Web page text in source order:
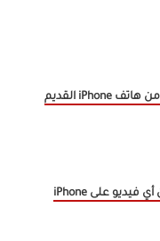
أفضل طرق للاستفادة من هاتف iPhone القديم
طريقة حفظ الصوت من أي فيديو على iPhone